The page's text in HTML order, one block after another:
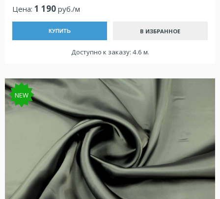
Цена: 1 190 руб./м
КУПИТЬ В ИЗБРАННОЕ
Доступно к заказу: 4.6 м.
NEW